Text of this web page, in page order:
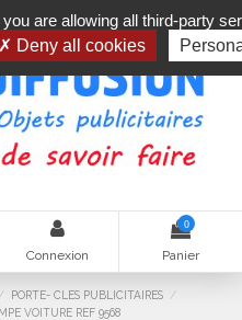
Connexion
0
Panier
PORTE- CLES PUBLICITAIRES
VOITURE REF 9568
you are allowing all third-party
Deny all cookies